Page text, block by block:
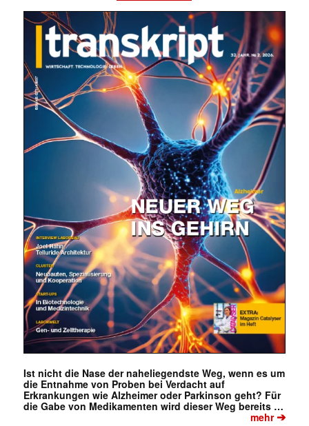
Ist nicht die Nase der naheliegendste Weg, wenn es um
die Entnahme von Proben bei Verdacht auf
Erkrankungen wie Alzheimer oder Parkinson geht? Für
die Gabe von Medikamenten wird dieser Weg bereits …
mehr➔